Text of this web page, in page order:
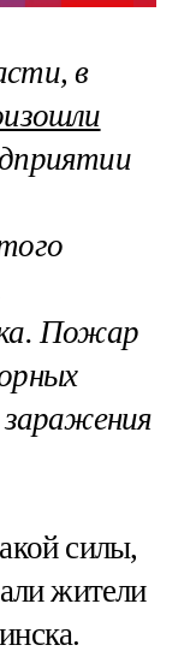
в
Пожар
заражения
силы,
жители